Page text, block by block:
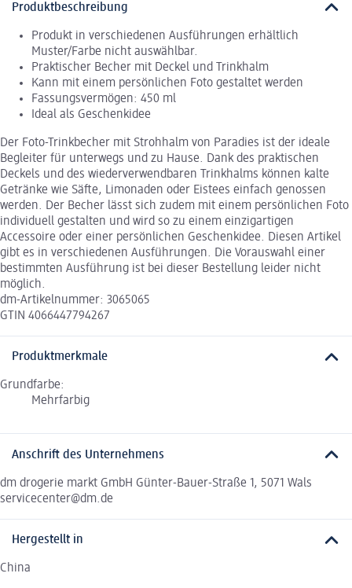
Produktbeschreibung
Produkt in verschiedenen Ausführungen erhältlich
Muster/Farbe nicht auswählbar.
Praktischer Becher mit Deckel und Trinkhalm
Kann mit einem persönlichen Foto gestaltet werden
Fassungsvermögen: 450 ml
Ideal als Geschenkidee
Der Foto-Trinkbecher mit Strohhalm von Paradies ist der ideale
Begleiter für unterwegs und zu Hause. Dank des praktischen
Deckels und des wiederverwendbaren Trinkhalms können kalte
Getränke wie Säfte, Limonaden oder Eistees einfach genossen
werden. Der Becher lässt sich zudem mit einem persönlichen Foto
individuell gestalten und wird so zu einem einzigartigen
Accessoire oder einer persönlichen Geschenkidee. Diesen Artikel
gibt es in verschiedenen Ausführungen. Die Vorauswahl einer
bestimmten Ausführung ist bei dieser Bestellung leider nicht
möglich.
dm-Artikelnummer: 3065065
GTIN 4066447794267
Produktmerkmale
Grundfarbe:
Mehrfarbig
Anschrift des Unternehmens
dm drogerie markt GmbH Günter-Bauer-Straße 1, 5071 Wals
servicecenter@dm.de
Hergestellt in
China